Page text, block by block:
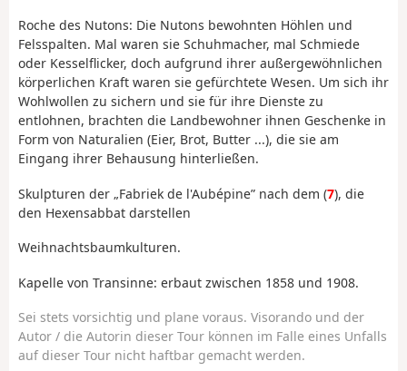
Roche des Nutons: Die Nutons bewohnten Höhlen und
Felsspalten. Mal waren sie Schuhmacher, mal Schmiede
oder Kesselflicker, doch aufgrund ihrer außergewöhnlichen
körperlichen Kraft waren sie gefürchtete Wesen. Um sich ihr
Wohlwollen zu sichern und sie für ihre Dienste zu
entlohnen, brachten die Landbewohner ihnen Geschenke in
Form von Naturalien (Eier, Brot, Butter ...), die sie am
Eingang ihrer Behausung hinterließen.
Skulpturen der „Fabriek de l'Aubépine” nach dem (7), die
den Hexensabbat darstellen
Weihnachtsbaumkulturen.
Kapelle von Transinne: erbaut zwischen 1858 und 1908.
Sei stets vorsichtig und plane voraus. Visorando und der
Autor / die Autorin dieser Tour können im Falle eines Unfalls
auf dieser Tour nicht haftbar gemacht werden.